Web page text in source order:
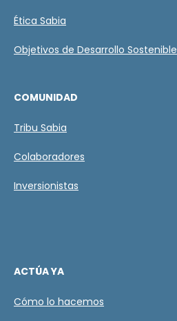
ó
n
*
Ética Sabia
Objetivos de Desarrollo Sostenible
COMUNIDAD
Tribu Sabia
Colaboradores
Inversionistas
ACTÚA YA
Cómo lo hacemos